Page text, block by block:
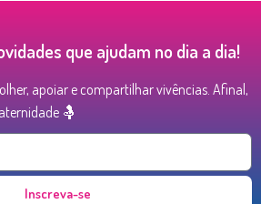
que ajudam no dia a dia!
apoiar e compartilhar vivências. Afinal,
🤱
Inscreva-se